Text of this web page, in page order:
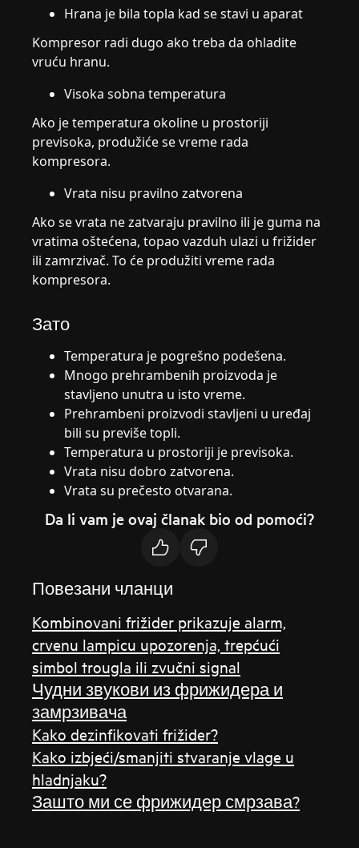
Hrana je bila topla kad se stavi u aparat
Kompresor radi dugo ako treba da ohladite
vruću hranu.
Visoka sobna temperatura
Ako je temperatura okoline u prostoriji
previsoka, produžiće se vreme rada
kompresora.
Vrata nisu pravilno zatvorena
Ako se vrata ne zatvaraju pravilno ili je guma na
vratima oštećena, topao vazduh ulazi u frižider
ili zamrzivač. To će produžiti vreme rada
kompresora.
Зато
Temperatura je pogrešno podešena.
Mnogo prehrambenih proizvoda je
stavljeno unutra u isto vreme.
Prehrambeni proizvodi stavljeni u uređaj
bili su previše topli.
Temperatura u prostoriji je previsoka.
Vrata nisu dobro zatvorena.
Vrata su prečesto otvarana.
Da li vam je ovaj članak bio od pomoći?
Повезани чланци
Kombinovani frižider prikazuje alarm,
crvenu lampicu upozorenja, trepćući
simbol trougla ili zvučni signal
Чудни звукови из фрижидера и
замрзивача
Kako dezinfikovati frižider?
Kako izbjeći/smanjiti stvaranje vlage u
hladnjaku?
Зашто ми се фрижидер смрзава?